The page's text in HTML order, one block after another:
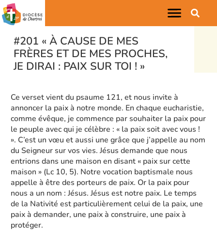
#201 « À CAUSE DE MES
FRÈRES ET DE MES PROCHES,
JE DIRAI : PAIX SUR TOI ! »
Ce verset vient du psaume 121, et nous invite à
annoncer la paix à notre monde. En chaque eucharistie,
comme évêque, je commence par souhaiter la paix pour
le peuple avec qui je célèbre : « la paix soit avec vous !
». C’est un vœu et aussi une grâce que j’appelle au nom
du Seigneur sur vos vies. Jésus demande que nous
entrions dans une maison en disant « paix sur cette
maison » (Lc 10, 5). Notre vocation baptismale nous
appelle à être des porteurs de paix. Or la paix pour
nous a un nom : Jésus. Jésus est notre paix. Le temps
de la Nativité est particulièrement celui de la paix, une
paix à demander, une paix à construire, une paix à
protéger.